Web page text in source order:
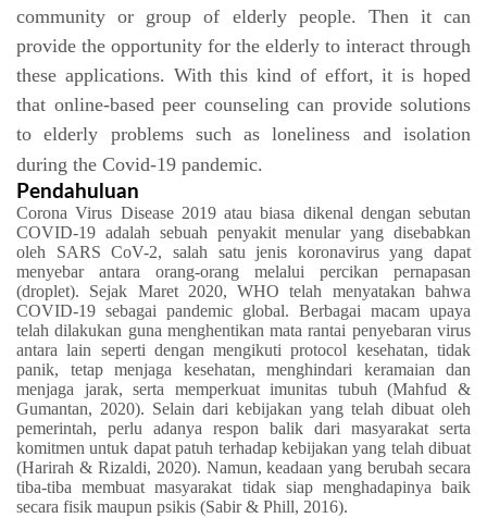
community or group of elderly people. Then it can
provide the opportunity for the elderly to interact through
these applications. With this kind of effort, it is hoped
that online-based peer counseling can provide solutions
to elderly problems such as loneliness and isolation
during the Covid-19 pandemic.
Pendahuluan
Corona Virus Disease 2019 atau biasa dikenal dengan sebutan
COVID-19 adalah sebuah penyakit menular yang disebabkan
oleh SARS CoV-2, salah satu jenis koronavirus yang dapat
menyebar antara orang-orang melalui
percikan pernapasan
(droplet). Sejak Maret 2020, WHO telah menyatakan bahwa
COVID-19 sebagai pandemic global. Berbagai macam upaya
telah dilakukan guna menghentikan mata rantai penyebaran virus
antara lain seperti dengan mengikuti protocol kesehatan, tidak
panik, tetap menjaga kesehatan, menghindari keramaian dan
menjaga jarak, serta memperkuat imunitas tubuh (Mahfud &
Gumantan, 2020). Selain dari kebijakan yang telah dibuat oleh
pemerintah, perlu adanya respon balik dari masyarakat serta
komitmen untuk dapat patuh terhadap kebijakan yang telah dibuat
(Harirah & Rizaldi, 2020). Namun, keadaan yang berubah secara
tiba-tiba membuat masyarakat tidak siap menghadapinya baik
secara fisik maupun psikis (Sabir & Phill, 2016).